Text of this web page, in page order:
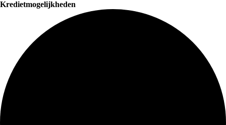
Kredietmogelijkheden